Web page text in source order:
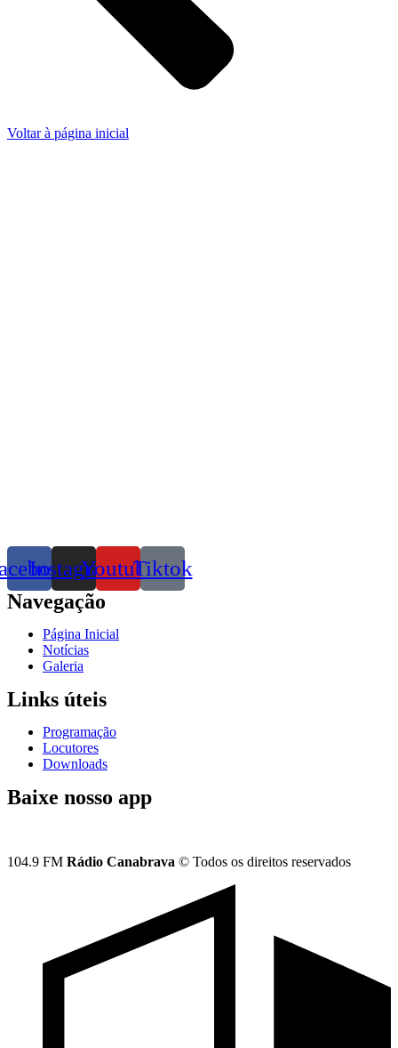
Voltar à página inicial
InstagramYoutubeTiktok
Navegação
Página Inicial
Notícias
Galeria
Links úteis
Programação
Locutores
Downloads
Baixe nosso app
104.9 FM Rádio Canabrava © Todos os direitos reservados